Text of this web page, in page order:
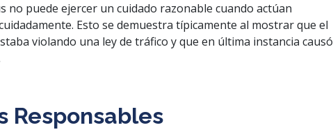
no puede ejercer un cuidado razonable cuando actúan
Esto se demuestra típicamente al mostrar que el
violando una ley de tráfico y que en última instancia causó
Responsables